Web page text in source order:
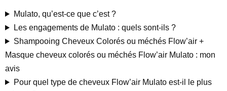
Mulato, qu’est-ce que c’est ?
Les engagements de Mulato : quels sont-ils ?
Shampooing Cheveux Colorés ou méchés Flow’air +
Masque cheveux colorés ou méchés Flow’air Mulato : mon
avis
Pour quel type de cheveux Flow’air Mulato est-il le plus